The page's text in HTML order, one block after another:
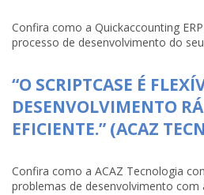
Confira como a Quickaccounting
processo de desenvolvimento do
“O SCRIPTCASE É
DESENVOLVIMENTO
EFICIENTE.” (ACAZ
Confira como a ACAZ Tecnologia
problemas de desenvolvimento com